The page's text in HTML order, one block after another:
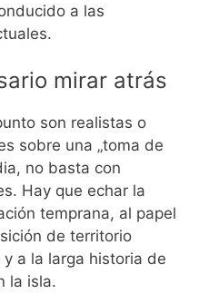
a las
mirar atrás
son realistas o
sobre una „toma de
no basta con
Hay que echar la
temprana, al papel
de territorio
a la larga historia de
la isla.